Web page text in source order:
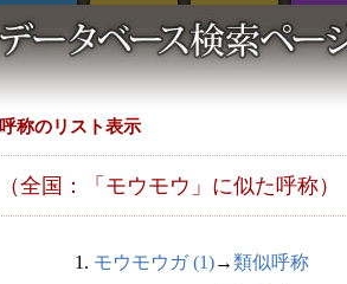
呼称のリスト表示
（全国：「モウモウ」に似た呼称）
1. モウモウガ (1)→類似呼称